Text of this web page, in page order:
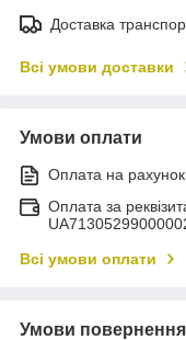
Доставка
Всі умови доставки
Умови оплати
Оплата на рахунок
Оплата за
Всі умови оплати
Умови повернення